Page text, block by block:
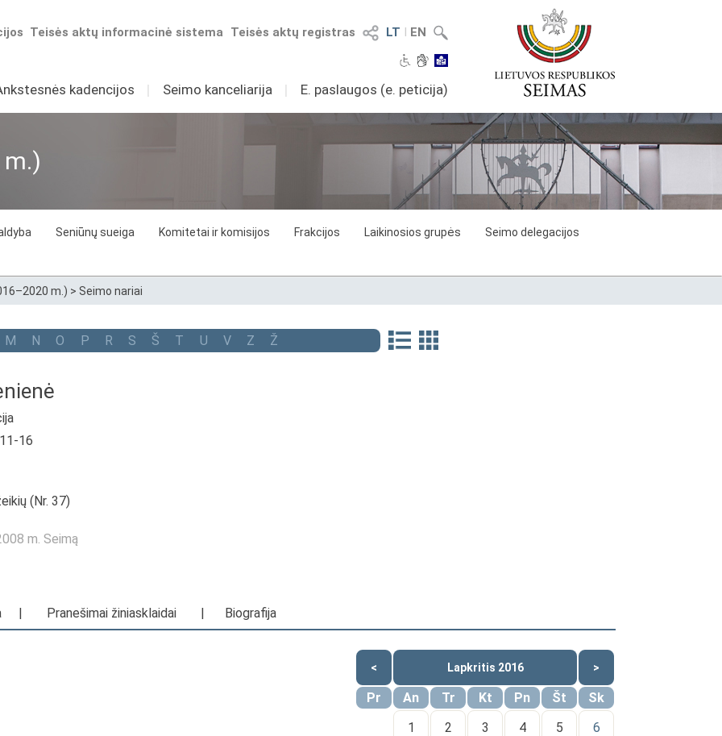
LT I EN
Teisės aktų registras
Teisės aktų informacinė sistema
kadencijos I Seimo kanceliarija I E. paslaugos (e. peticija)
Seniūnų sueiga Komitetai ir komisijos Frakcijos Laikinosios grupės
Seimo delegacijos
m.) > Seimo nariai
M N O P R S Š T U V Z Ž
16
(Nr. 37)
m. Seimą
Pranešimai žiniasklaidai Biografija
< Lapkritis 2016 >
Pr An Tr Kt Pn Št
Sk
1
2 3 4 5 6